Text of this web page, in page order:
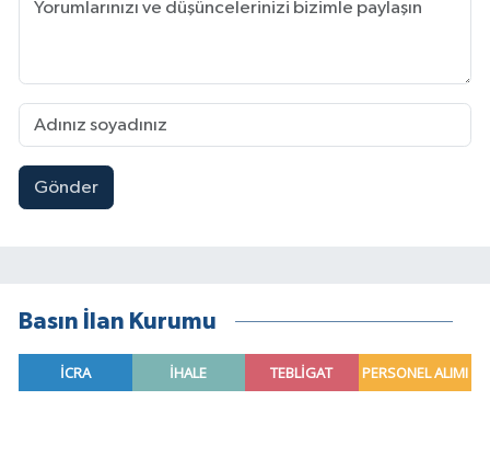
Gönder
Basın İlan Kurumu